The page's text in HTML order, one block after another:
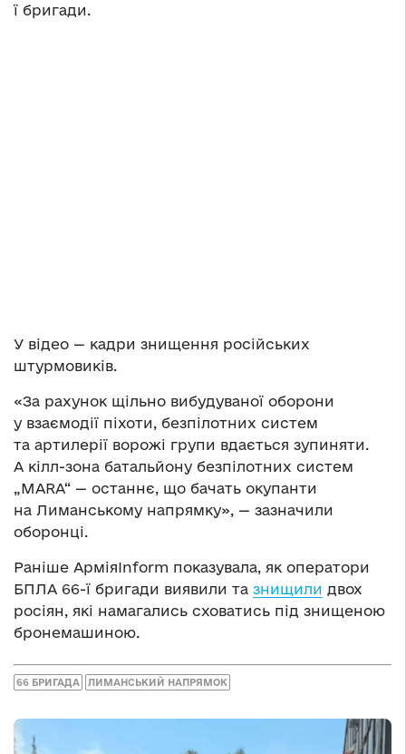
ї бригади.
У відео — кадри знищення російських
штурмовиків.
«За рахунок щільно вибудуваної оборони
у взаємодії піхоти, безпілотних систем
та артилерії ворожі групи вдається зупиняти.
А кілл-зона батальйону безпілотних систем
„MARA“ — останнє, що бачать окупанти
на Лиманському напрямку», — зазначили
оборонці.
Раніше АрміяInform показувала, як оператори
БПЛА 66-ї бригади виявили та знищили двох
росіян, які намагались сховатись під знищеною
бронемашиною.
66 БРИГАДА ЛИМАНСЬКИЙ НАПРЯМОК